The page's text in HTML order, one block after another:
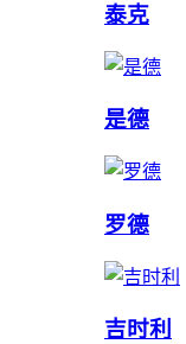
泰克
是德
罗德
吉时利